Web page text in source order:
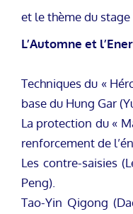
et le thème du stage
L’Automne et
Techniques du «
base du Hung Gar
La protection du «
renforcement de
Les contre-saisies
Peng).
Tao-Yin Qigong